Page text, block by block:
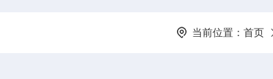
当前位置： 首页